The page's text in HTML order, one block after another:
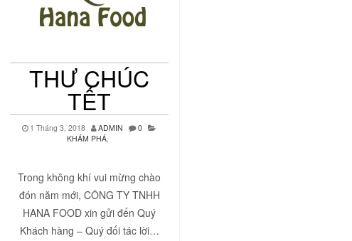
THƯ CHÚC
TẾT
1 Tháng 3, 2018 ADMIN
0
KHÁM PHÁ,
Trong không khí vui mừng chào
đón năm mới, CÔNG TY TNHH
HANA FOOD xin gửi đến Quý
Khách hàng – Quý đối tác lời…